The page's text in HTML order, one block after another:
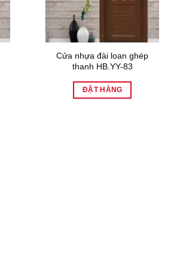
Cửa nhựa đài loan ghép
thanh HB.YY-83
ĐẶT HÀNG